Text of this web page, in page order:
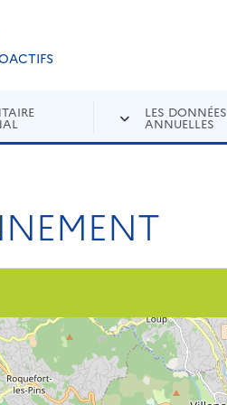
LES DONNÉES
ANNUELLES